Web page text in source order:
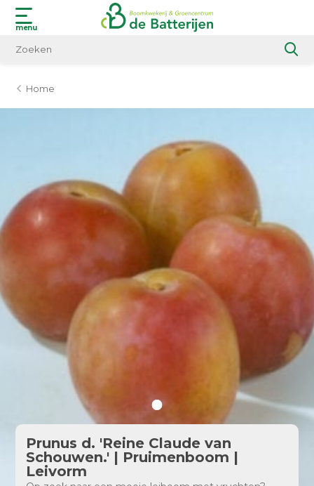
menu
Home
Prunus d. 'Reine Claude van
Schouwen.' | Pruimenboom |
Leivorm